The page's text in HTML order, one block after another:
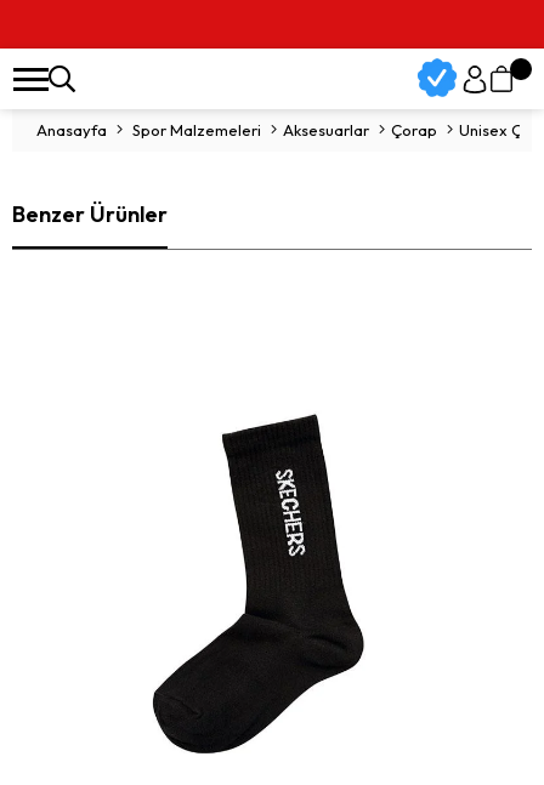
Anasayfa Spor Malzemeleri Aksesuarlar Çorap Unisex
Benzer Ürünler